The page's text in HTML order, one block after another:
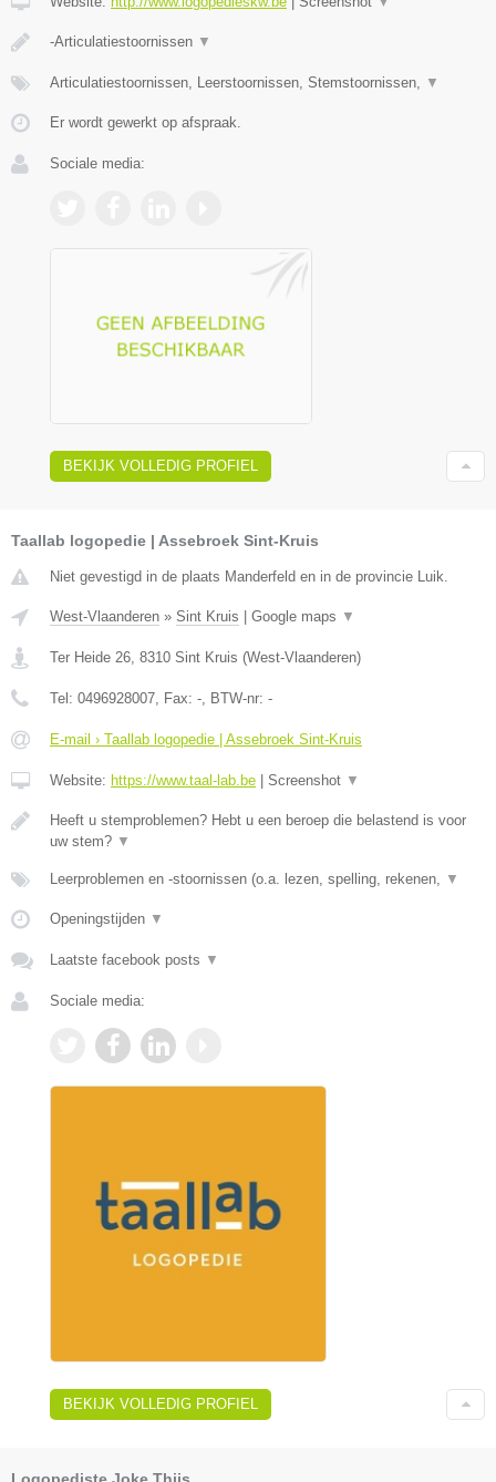
-Articulatiestoornissen ▼
Articulatiestoornissen, Leerstoornissen, Stemstoornissen, ▼
Er wordt gewerkt op afspraak.
Sociale media:
BEKIJK VOLLEDIG PROFIEL
Taallab logopedie | Assebroek Sint-Kruis
Niet gevestigd in de plaats Manderfeld en in de provincie Luik.
West-Vlaanderen » Sint Kruis | Google maps ▼
Ter Heide 26 8310 Sint Kruis (West-Vlaanderen)
Tel: 0496928007 , Fax: - , BTW-nr: -
E-mail › Taallab logopedie | Assebroek Sint-Kruis
Website: https://www.taal-lab.be | Screenshot ▼
Heeft u stemproblemen? Hebt u een beroep die belastend is voor
uw stem? ▼
Leerproblemen en -stoornissen (o.a. lezen, spelling, rekenen, ▼
Openingstijden ▼
Laatste facebook posts ▼
Sociale media:
BEKIJK VOLLEDIG PROFIEL
Logopediste Joke Thijs